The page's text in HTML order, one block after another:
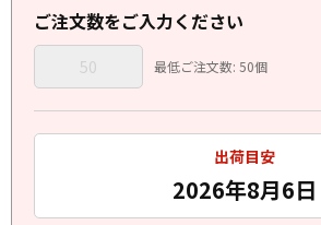
ご注文数をご入力ください
最低ご注文数: 50個
出荷目安
2026年8月6日